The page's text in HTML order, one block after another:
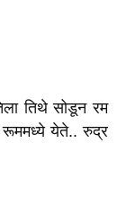
तिथे सोडून रम
रूममध्ये येते.. रुद्र